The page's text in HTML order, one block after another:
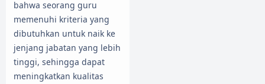
bahwa seorang guru
memenuhi kriteria yang
dibutuhkan untuk naik ke
jenjang jabatan yang lebih
tinggi, sehingga dapat
meningkatkan kualitas